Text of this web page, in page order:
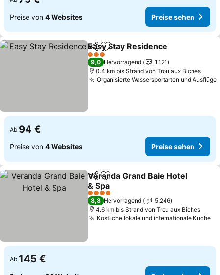
Preise von 4 Websites Preise sehen
TeilenZu Favoriten hinzufügen
Easy Stay Residence
3 Sterne
9,0 Hervorragend
1.121
0.4 km bis Strand von Trou aux Biches
Organisierte Wassersportarten und Ausflüge
Ab 94 €
Preise von 4 Websites Preise sehen
TeilenZu Favoriten hinzufügen
Veranda Grand Baie Hotel
& Spa
4 Sterne
8,8 Hervorragend
5.246
4.6 km bis Strand von Trou aux Biches
Köstliche lokale und internationale Küche
Ab 145 €